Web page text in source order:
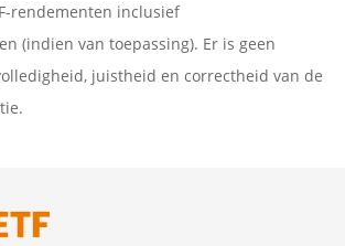
rendementen inclusief
(indien van toepassing). Er is geen
juistheid en correctheid van de